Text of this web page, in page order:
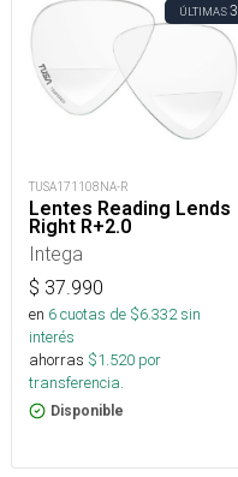
ÚLTIMAS3
TUSA171108NA-R
Lentes Reading Lends
Right R+2.0
Intega
$ 37.990
en 6cuotas de $6.332sin
interés
ahorras $1.520 por
transferencia.
Disponible